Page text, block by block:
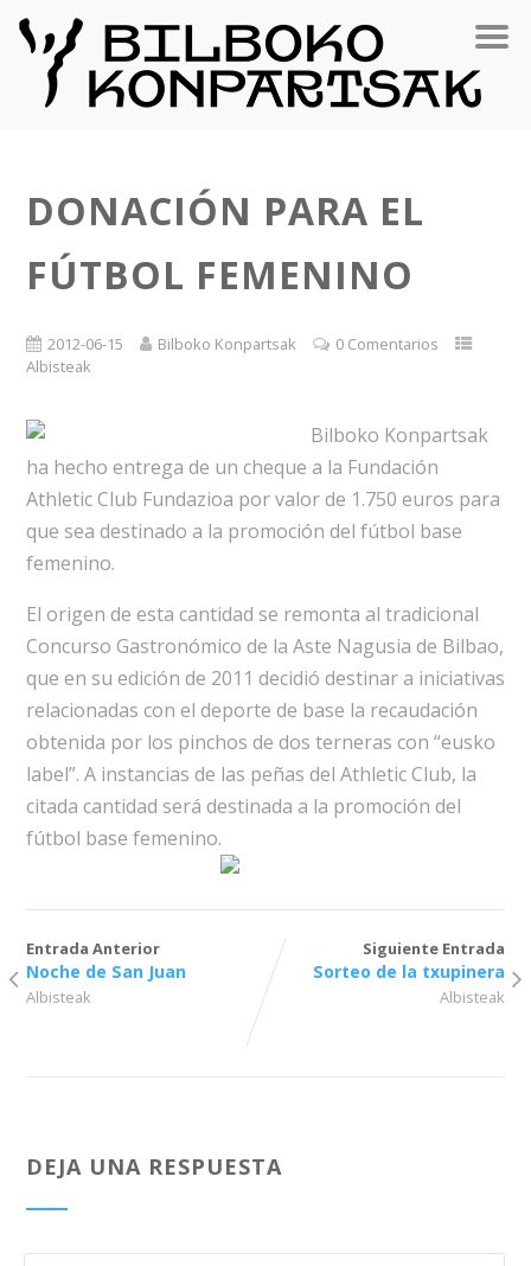
DONACIÓN PARA EL
FÚTBOL FEMENINO
2012-06-15 Bilboko Konpartsak
0 Comentarios
Albisteak
Bilboko Konpartsak
ha hecho entrega de un cheque a la Fundación
Athletic Club Fundazioa por valor de 1.750 euros para
que sea destinado a la promoción del fútbol base
femenino.
El origen de esta cantidad se remonta al tradicional
Concurso Gastronómico de la Aste Nagusia de Bilbao,
que en su edición de 2011 decidió destinar a iniciativas
relacionadas con el deporte de base la recaudación
obtenida por los pinchos de dos terneras con “eusko
label”. A instancias de las peñas del Athletic Club, la
citada cantidad será destinada a la promoción del
fútbol base femenino.
Entrada Anterior
Noche de San Juan
Albisteak
Siguiente Entrada
Sorteo de la txupinera
Albisteak
DEJA UNA RESPUESTA